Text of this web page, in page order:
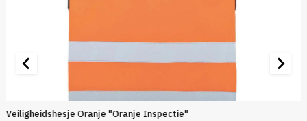
Veiligheidshesje Oranje "Oranje Inspectie"